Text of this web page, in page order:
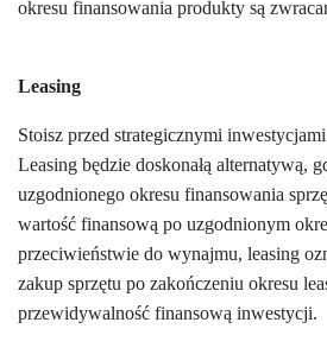
okresu finansowania produkty są
Leasing
Stoisz przed strategicznymi
Leasing będzie doskonałą alternatywą,
uzgodnionego okresu finansowania
wartość finansową po uzgodnionym
przeciwieństwie do wynajmu, leasing
zakup sprzętu po zakończeniu okresu
przewidywalność finansową inwestycji.